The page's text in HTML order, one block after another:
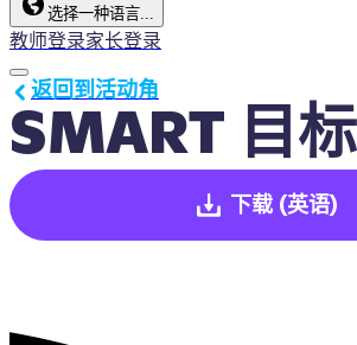
选择一种语言...
教师登录家长登录
SMART 目标
返回到活动角
下载 (英语)